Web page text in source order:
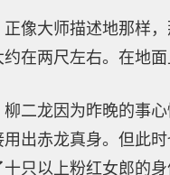
正像大师描述地那样
约在两尺左右。在地
柳二龙因为昨晚的事
用出赤龙真身。但此
十只以上粉红女郎的身